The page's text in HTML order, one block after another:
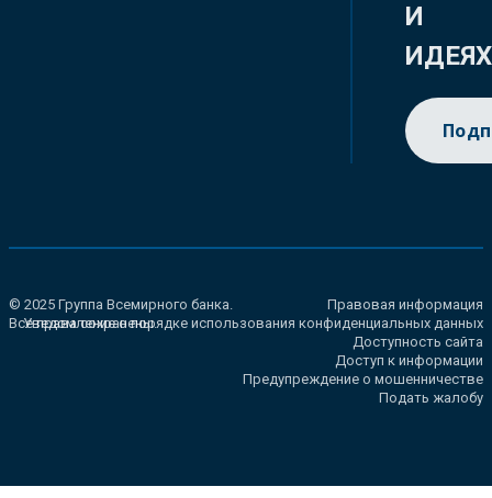
И
ИДЕЯХ
© 2025 Группа Всемирного банка.
Все права сохранены.
Правовая информация
Уведомление о порядке использования конфиденциальных данных
Доступность сайта
Доступ к информации
Предупреждение о мошенничестве
Подать жалобу